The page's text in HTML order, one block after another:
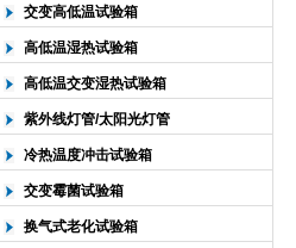
交变高低温试验箱
高低温湿热试验箱
高低温交变湿热试验箱
紫外线灯管/太阳光灯管
冷热温度冲击试验箱
交变霉菌试验箱
换气式老化试验箱